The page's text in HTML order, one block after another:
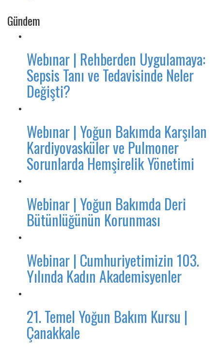
Gündem
Webınar | Rehberden Uygulamaya:
Sepsis Tanı ve Tedavisinde Neler
Değişti?
Webınar | Yoğun Bakımda Karşılan
Kardiyovasküler ve Pulmoner
Sorunlarda Hemşirelik Yönetimi
Webinar | Yoğun Bakımda Deri
Bütünlüğünün Korunması
Webinar | Cumhuriyetimizin 103.
Yılında Kadın Akademisyenler
21. Temel Yoğun Bakım Kursu |
Çanakkale